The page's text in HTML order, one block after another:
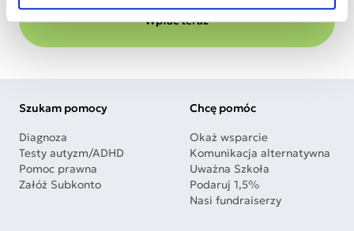
Wpłać teraz
Szukam pomocy
Diagnoza
Testy autyzm/ADHD
Pomoc prawna
Załóż Subkonto
Chcę pomóc
Okaż wsparcie
Komunikacja alternatywna
Uważna Szkoła
Podaruj 1,5%
Nasi fundraiserzy